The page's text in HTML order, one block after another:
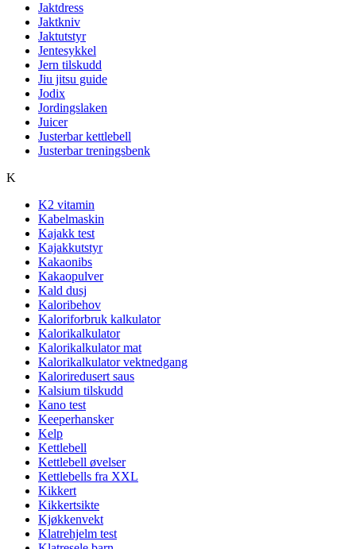
Jaktdress
Jaktkniv
Jaktutstyr
Jentesykkel
Jern tilskudd
Jiu jitsu guide
Jodix
Jordingslaken
Juicer
Justerbar kettlebell
Justerbar treningsbenk
K
K2 vitamin
Kabelmaskin
Kajakk test
Kajakkutstyr
Kakaonibs
Kakaopulver
Kald dusj
Kaloribehov
Kaloriforbruk kalkulator
Kalorikalkulator
Kalorikalkulator mat
Kalorikalkulator vektnedgang
Kaloriredusert saus
Kalsium tilskudd
Kano test
Keeperhansker
Kelp
Kettlebell
Kettlebell øvelser
Kettlebells fra XXL
Kikkert
Kikkertsikte
Kjøkkenvekt
Klatrehjelm test